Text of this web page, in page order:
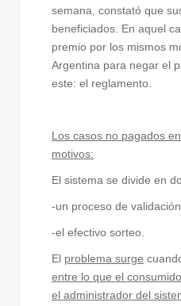
semana, constató que
beneficiados. En aquel
premio por los mismos
Argentina para negar el
este: el reglamento.
Los casos no pagados
motivos:
El sistema se divide en
-un proceso de
-el efectivo sorteo.
El problema surge
entre lo que el
el administrador del